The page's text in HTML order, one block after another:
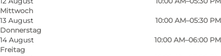
Mittwoch
13 August
Donnerstag
10:00 AM–05:30 PM
14 August
Freitag
10:00 AM–06:00 PM